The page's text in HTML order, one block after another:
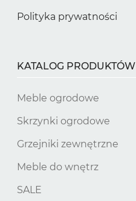
Polityka prywatności
KATALOG PRODUKTÓW
Meble ogrodowe
Skrzynki ogrodowe
Grzejniki zewnętrzne
Meble do wnętrz
SALE